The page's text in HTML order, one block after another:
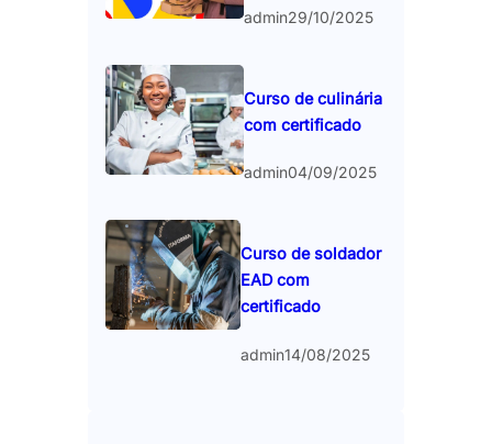
admin29/10/2025
Curso de culinária
com certificado
admin04/09/2025
Curso de soldador
EAD com
certificado
admin14/08/2025